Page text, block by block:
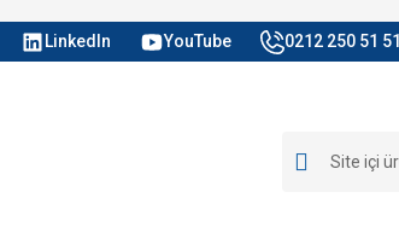
LinkedIn YouTube 0212 250 51 51